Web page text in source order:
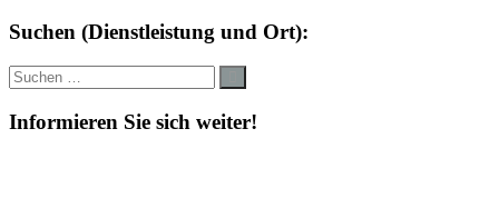
Suchen (Dienstleistung und Ort):
Suche
nach:
Informieren Sie sich weiter!